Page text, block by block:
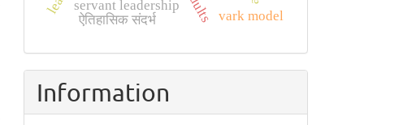
servant leadership
ऐतिहासिक संदर्भ vark model
Information